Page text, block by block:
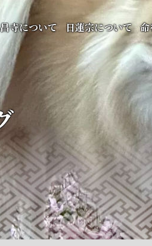
寺について 日蓮宗について 命